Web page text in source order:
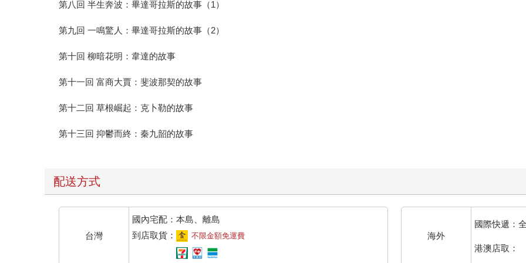
第八回 半生奔波：畢達哥拉斯的故事（1）
第九回 一鳴驚人：畢達哥拉斯的故事（2）
第十回 柳暗花明：韋達的故事
第十一回 富商大賈：斐波那契的故事
第十二回 草根崛起：克卜勒的故事
第十三回 抑鬱而終：秦九韶的故事
配送方式
台灣
國內宅配：本島、離島
到店取貨：
不限金額免運費 海外
國際快遞：
港澳店取：